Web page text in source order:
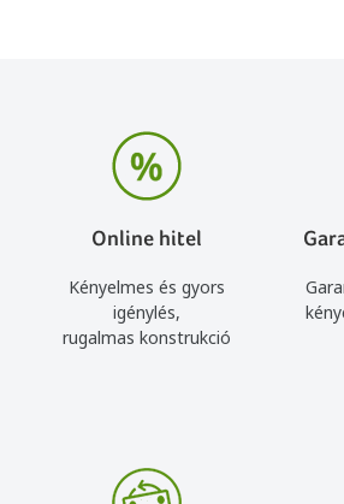
Online hitel
Kényelmes és gyors
igénylés,
rugalmas konstrukció